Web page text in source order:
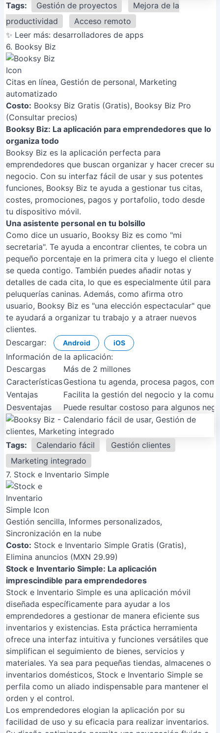
Tags: Gestión de proyectos
Mejora de la
productividad
Acceso remoto
✨ Leer más: desarrolladores de apps
6. Booksy Biz
Citas en línea, Gestión de personal, Marketing
automatizado
Costo: Booksy Biz Gratis (Gratis), Booksy Biz Pro
(Consultar precios)
Booksy Biz: La aplicación para emprendedores que lo
organiza todo
Booksy Biz es la aplicación perfecta para
emprendedores que buscan organizar y hacer crecer su
negocio. Con su interfaz fácil de usar y sus potentes
funciones, Booksy Biz te ayuda a gestionar tus citas,
costes, promociones, pagos y portafolio, todo desde
tu dispositivo móvil.
Una asistente personal en tu bolsillo
Como dice un usuario, Booksy Biz es como "mi
secretaria". Te ayuda a encontrar clientes, te cobra un
pequeño porcentaje en la primera cita y luego el cliente
se queda contigo. También puedes añadir notas y
detalles de cada cita, lo que es especialmente útil para
peluquerías caninas. Además, como afirma otro
usuario, Booksy Biz es "una elección espectacular" que
te ayudará a organizar tu trabajo y a atraer nuevos
clientes.
Descargar:
Android iOS
Información de la aplicación:
Descargas
Más de 2 millones
CaracterísticasGestiona tu agenda, procesa pagos,
Ventajas
Facilita la gestión del negocio y la
Desventajas
Puede resultar costoso para algunos
Tags: Calendario fácil
Gestión clientes
Marketing integrado
7. Stock e Inventario Simple
Gestión sencilla, Informes personalizados,
Sincronización en la nube
Costo: Stock e Inventario Simple Gratis (Gratis),
Elimina anuncios (MXN 29.99)
Stock e Inventario Simple: La aplicación
imprescindible para emprendedores
Stock e Inventario Simple es una aplicación móvil
diseñada específicamente para ayudar a los
emprendedores a gestionar de manera eficiente sus
inventarios y existencias. Esta práctica herramienta
ofrece una interfaz intuitiva y funciones versátiles que
simplifican el seguimiento de bienes, servicios y
materiales. Ya sea para pequeñas tiendas, almacenes o
inventarios domésticos, Stock e Inventario Simple se
perfila como un aliado indispensable para mantener el
orden y el control.
Los emprendedores elogian la aplicación por su
facilidad de uso y su eficacia para realizar inventarios.